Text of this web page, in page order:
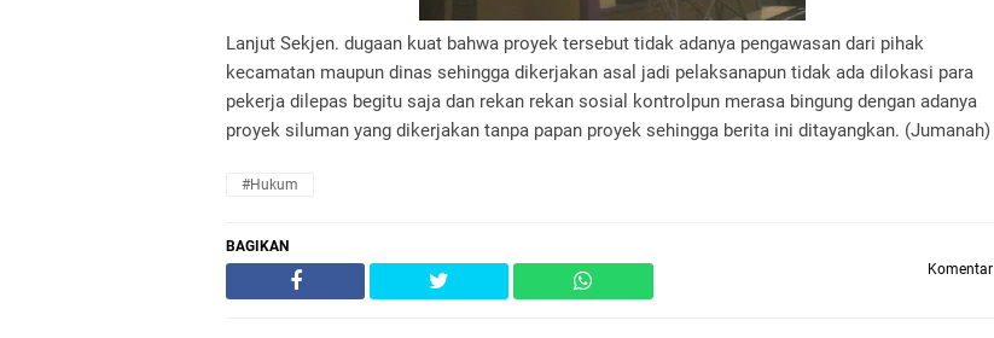
Lanjut Sekjen. dugaan kuat bahwa proyek tersebut tidak adanya pengawasan dari pihak
kecamatan maupun dinas sehingga dikerjakan asal jadi pelaksanapun tidak ada dilokasi para
pekerja dilepas begitu saja dan rekan rekan sosial kontrolpun merasa bingung dengan adanya
proyek siluman yang dikerjakan tanpa papan proyek sehingga berita ini ditayangkan. (Jumanah)
#Hukum
BAGIKAN
Komentar